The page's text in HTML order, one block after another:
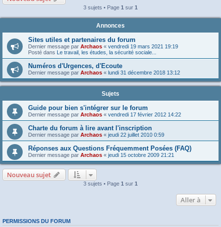
3 sujets • Page 1 sur 1
Annonces
Sites utiles et partenaires du forum
Dernier message par Archaos « vendredi 19 mars 2021 19:19
Posté dans Le travail, les études, la sécurité sociale...
Numéros d'Urgences, d'Ecoute
Dernier message par Archaos « lundi 31 décembre 2018 13:12
Sujets
Guide pour bien s'intégrer sur le forum
Dernier message par Archaos « vendredi 17 février 2012 14:22
Charte du forum à lire avant l'inscription
Dernier message par Archaos « jeudi 22 juillet 2010 0:59
Réponses aux Questions Fréquemment Posées (FAQ)
Dernier message par Archaos « jeudi 15 octobre 2009 21:21
Nouveau sujet
3 sujets • Page 1 sur 1
Aller à
PERMISSIONS DU FORUM